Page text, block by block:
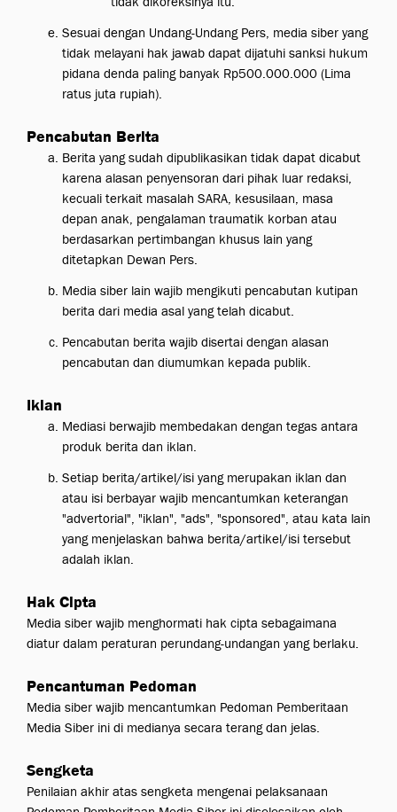
Sesuai dengan Undang-Undang Pers, media siber yang
tidak melayani hak jawab dapat dijatuhi sanksi hukum
pidana denda paling banyak Rp500.000.000 (Lima
ratus juta rupiah).
Pencabutan Berita
Berita yang sudah dipublikasikan tidak dapat dicabut
karena alasan penyensoran dari pihak luar redaksi,
kecuali terkait masalah SARA, kesusilaan, masa
depan anak, pengalaman traumatik korban atau
berdasarkan pertimbangan khusus lain yang
ditetapkan Dewan Pers.
Media siber lain wajib mengikuti pencabutan kutipan
berita dari media asal yang telah dicabut.
Pencabutan berita wajib disertai dengan alasan
pencabutan dan diumumkan kepada publik.
Iklan
Mediasi berwajib membedakan dengan tegas antara
produk berita dan iklan.
Setiap berita/artikel/isi yang merupakan iklan dan
atau isi berbayar wajib mencantumkan keterangan
"advertorial", "iklan", "ads", "sponsored", atau kata lain
yang menjelaskan bahwa berita/artikel/isi tersebut
adalah iklan.
Hak Cipta
Media siber wajib menghormati hak cipta sebagaimana
diatur dalam peraturan perundang-undangan yang berlaku.
Pencantuman Pedoman
Media siber wajib mencantumkan Pedoman Pemberitaan
Media Siber ini di medianya secara terang dan jelas.
Sengketa
Penilaian akhir atas sengketa mengenai pelaksanaan